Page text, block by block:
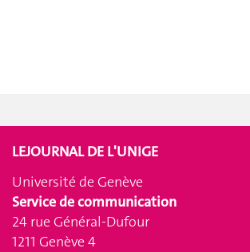
LEJOURNAL DE L'UNIGE
Université de Genève
Service de communication
24 rue Général-Dufour
1211 Genève 4